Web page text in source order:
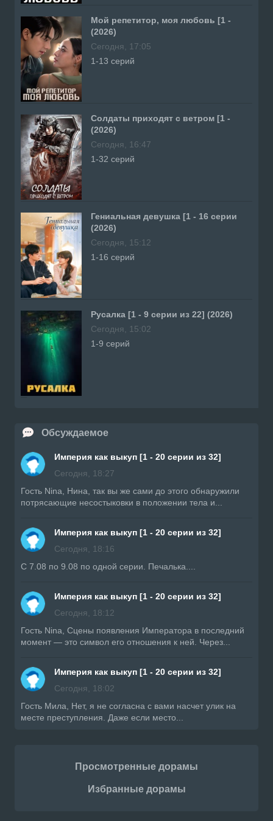
Мой репетитор, моя любовь [1 -
(2026)
Сегодня, 17:05
1-13 серий
Солдаты приходят с ветром [1 -
(2026)
Сегодня, 16:47
1-32 серий
Гениальная девушка [1 - 16 серии
(2026)
Сегодня, 15:12
1-16 серий
Русалка [1 - 9 серии из 22] (2026)
Сегодня, 15:02
1-9 серий
Обсуждаемое
Империя как выкуп [1 - 20 серии из 32]
Сегодня, 18:27
Гость Nina, Нина, так вы же сами до этого обнаружили
потрясающие несостыковки в положении тела и...
Империя как выкуп [1 - 20 серии из 32]
Сегодня, 18:16
С 7.08 по 9.08 по одной серии. Печалька....
Империя как выкуп [1 - 20 серии из 32]
Сегодня, 18:12
Гость Nina, Сцены появления Императора в последний
момент — это символ его отношения к ней. Через...
Империя как выкуп [1 - 20 серии из 32]
Сегодня, 18:02
Гость Мила, Нет, я не согласна с вами насчет улик на
месте преступления. Даже если место...
Просмотренные дорамы
Избранные дорамы